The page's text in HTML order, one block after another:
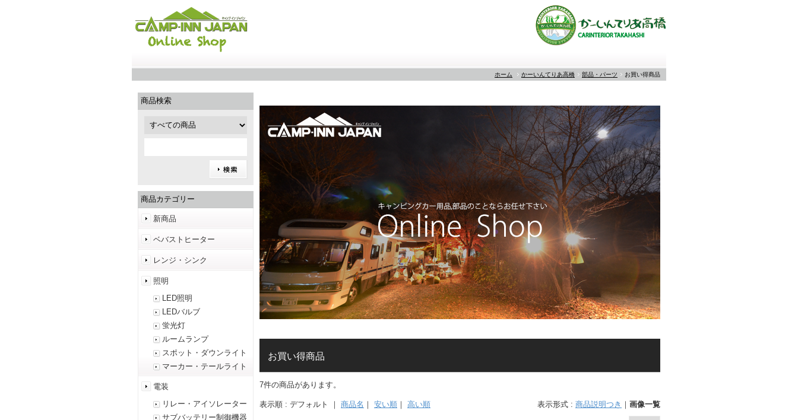
ホーム かーいんてりあ高橋 部品・パーツ お買い得商品
お買い得商品
7件の商品があります。
表示順 : デフォルト ｜ 商品名 ｜ 安い順 ｜ 高い順 表示形式 : 商品説明つき ｜ 画像一覧
商品検索
商品カテゴリー
新商品
ベバストヒーター
レンジ・シンク
照明
LED照明
LEDバルブ
蛍光灯
ルームランプ
スポット・ダウンライト
マーカー・テールライト
電装
リレー・アイソレーター
サブバッテリー制御機器